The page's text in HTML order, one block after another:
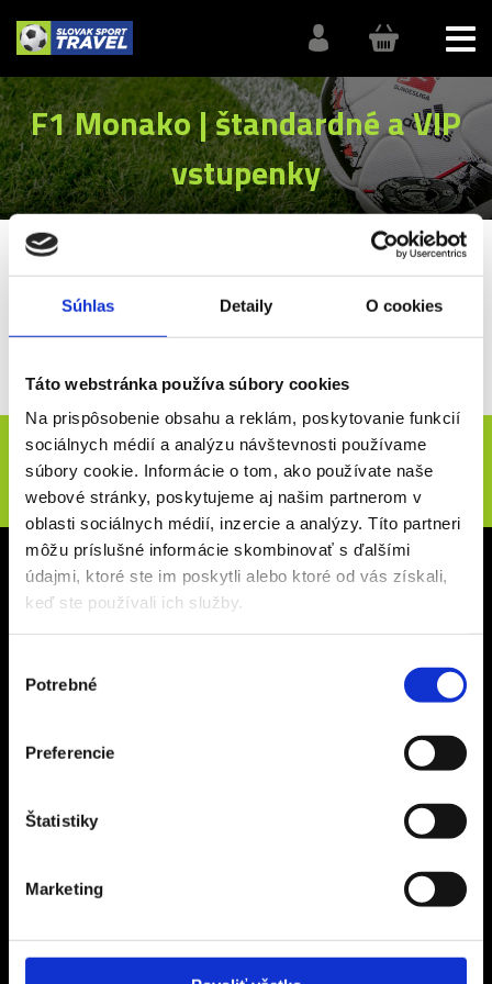
Súhlas Detaily O cookies
Táto webstránka používa súbory cookies
Na prispôsobenie obsahu a reklám, poskytovanie funkcií
sociálnych médií a analýzu návštevnosti používame
súbory cookie. Informácie o tom, ako používate naše
webové stránky, poskytujeme aj našim partnerom v
oblasti sociálnych médií, inzercie a analýzy. Títo partneri
môžu príslušné informácie skombinovať s ďalšími
údajmi, ktoré ste im poskytli alebo ktoré od vás získali,
keď ste používali ich služby.
súhlasu
Potrebné
Preferencie
Štatistiky
Marketing
F1 Monako | štandardné a VIP
vstupenky
SlovakSportTravel
F1 Monako | vstupenky
jedna z nejlukrativnejších Veľkých cien.
Novinky e-mailom
ODOSLAŤ
Sídlo spoločnosti
CZECH SPORT TRAVEL s.r.o.
Na Terase 145/5
Zásady ochrany osobných údajov